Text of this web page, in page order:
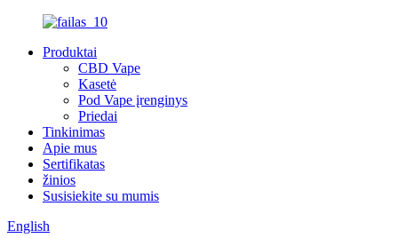
Produktai
CBD Vape
Kasetė
Pod Vape įrenginys
Priedai
Tinkinimas
Apie mus
Sertifikatas
žinios
Susisiekite su mumis
English